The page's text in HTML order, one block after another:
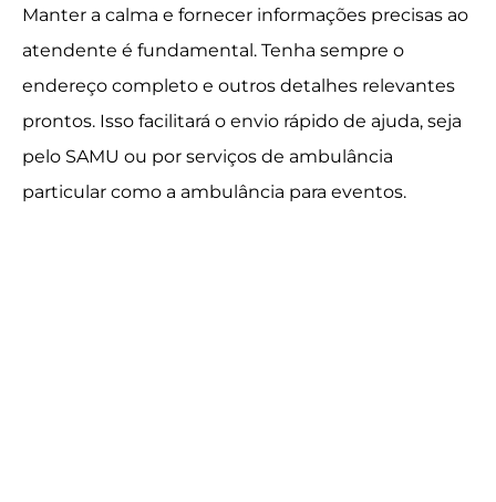
Manter a calma e fornecer informações precisas ao
atendente é fundamental. Tenha sempre o
endereço completo e outros detalhes relevantes
prontos. Isso facilitará o envio rápido de ajuda, seja
pelo SAMU ou por serviços de ambulância
particular como a ambulância para eventos.